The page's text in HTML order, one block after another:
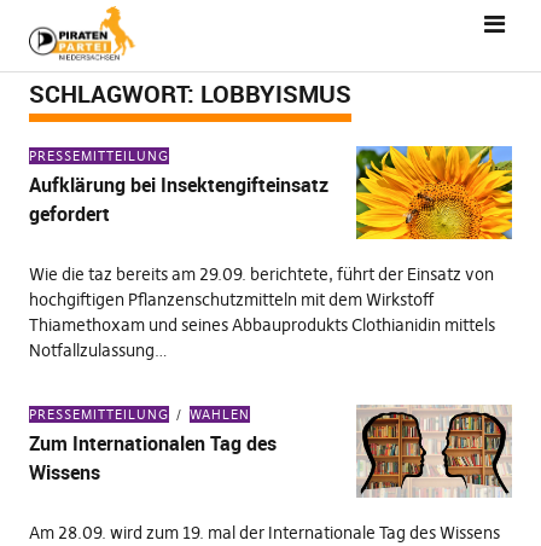
SCHLAGWORT: LOBBYISMUS
PRESSEMITTEILUNG
Aufklärung bei Insektengifteinsatz
gefordert
Wie die taz bereits am 29.09. berichtete, führt der Einsatz von
hochgiftigen Pflanzenschutzmitteln mit dem Wirkstoff
Thiamethoxam und seines Abbauprodukts Clothianidin mittels
Notfallzulassung…
PRESSEMITTEILUNG WAHLEN
Zum Internationalen Tag des
Wissens
Am 28.09. wird zum 19. mal der Internationale Tag des Wissens